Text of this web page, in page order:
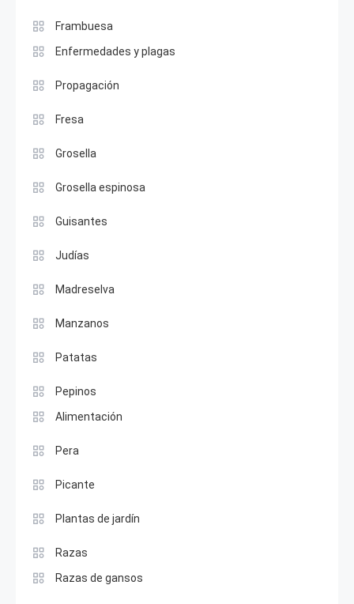
Frambuesa
Enfermedades y plagas
Propagación
Fresa
Grosella
Grosella espinosa
Guisantes
Judías
Madreselva
Manzanos
Patatas
Pepinos
Alimentación
Pera
Picante
Plantas de jardín
Razas
Razas de gansos